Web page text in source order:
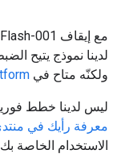
ولكنّه متاح في
ليس لدينا خطط
معرفة رأيك في
الاستخدام الخاصة